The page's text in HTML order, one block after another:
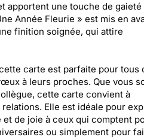
apportent une touche de gaieté
Année Fleurie » est mis en
finition soignée, qui attire
carte est parfaite pour tous
à leurs proches. Que vous
cette carte convient à
Elle est idéale pour
de joie à ceux qui comptent
ou simplement pour